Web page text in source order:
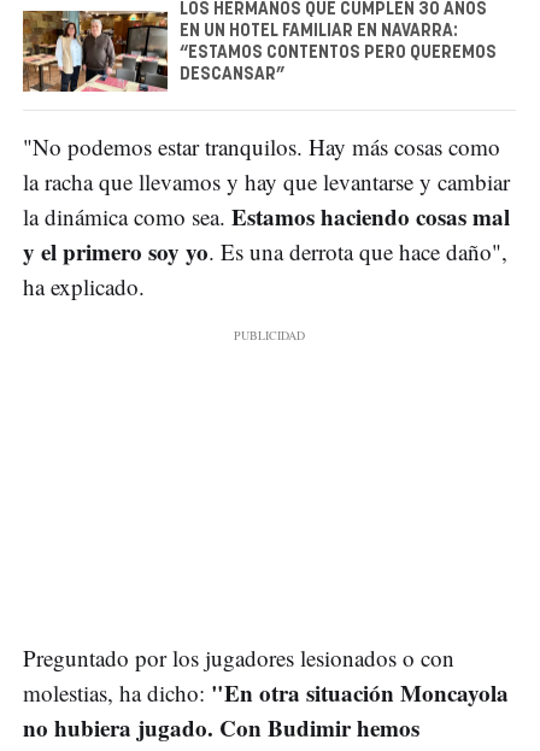
LOS HERMANOS QUE CUMPLEN 30 AÑOS
EN UN HOTEL FAMILIAR EN NAVARRA:
“ESTAMOS CONTENTOS PERO QUEREMOS
DESCANSAR”
"No podemos estar tranquilos. Hay más cosas como
la racha que llevamos y hay que levantarse y cambiar
la dinámica como sea. Estamos haciendo cosas mal
y el primero soy yo. Es una derrota que hace daño",
ha explicado.
Preguntado por los jugadores lesionados o con
molestias, ha dicho: "En otra situación Moncayola
no hubiera jugado. Con Budimir hemos